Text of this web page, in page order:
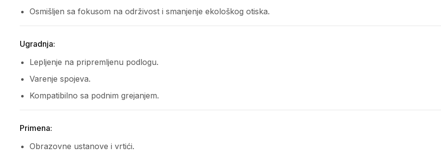
Osmišljen sa fokusom na održivost i smanjenje ekološkog otiska.
Ugradnja:
Lepljenje na pripremljenu podlogu.
Varenje spojeva.
Kompatibilno sa podnim grejanjem.
Primena:
Obrazovne ustanove i vrtići.